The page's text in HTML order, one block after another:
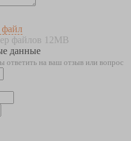
файл
файлов 12MB
данные
на ваш отзыв или вопрос